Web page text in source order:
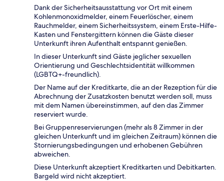
Dank der Sicherheitsausstattung vor Ort mit einem
Kohlenmonoxidmelder, einem Feuerlöscher, einem
Rauchmelder, einem Sicherheitssystem, einem Erste-Hilfe-
Kasten und Fenstergittern können die Gäste dieser
Unterkunft ihren Aufenthalt entspannt genießen.
In dieser Unterkunft sind Gäste jeglicher sexuellen
Orientierung und Geschlechtsidentität willkommen
(LGBTQ+-freundlich).
Der Name auf der Kreditkarte, die an der Rezeption für die
Abrechnung der Zusatzkosten benutzt werden soll, muss
mit dem Namen übereinstimmen, auf den das Zimmer
reserviert wurde.
Bei Gruppenreservierungen (mehr als 8 Zimmer in der
gleichen Unterkunft und im gleichen Zeitraum) können die
Stornierungsbedingungen und erhobenen Gebühren
abweichen.
Diese Unterkunft akzeptiert Kreditkarten und Debitkarten.
Bargeld wird nicht akzeptiert.